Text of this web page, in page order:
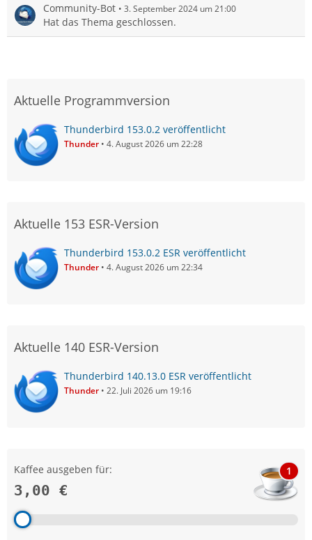
Community-Bot 3. September 2024 um 21:00
Hat das Thema geschlossen.
Aktuelle Programmversion
Thunderbird 153.0.2 veröffentlicht
Thunder 4. August 2026 um 22:28
Aktuelle 153 ESR-Version
Thunderbird 153.0.2 ESR veröffentlicht
Thunder 4. August 2026 um 22:34
Aktuelle 140 ESR-Version
Thunderbird 140.13.0 ESR veröffentlicht
Thunder 22. Juli 2026 um 19:16
Kaffee ausgeben für:
3,00 €
1